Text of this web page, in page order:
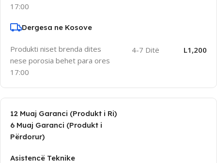
17:00
Dergesa ne Kosove
Produkti niset brenda dites
nese porosia behet para ores
17:00
4-7 Ditë L1,200
12 Muaj Garanci (Produkt i Ri)
6 Muaj Garanci (Produkt i
Përdorur)
Asistencë Teknike